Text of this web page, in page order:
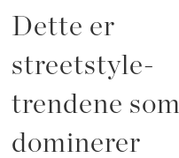
Dette er
streetstyle-
trendene som
dominerer